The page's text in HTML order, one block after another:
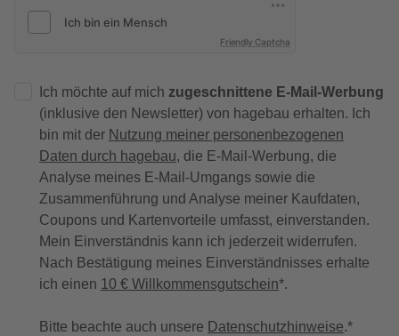
Friendly Captcha
Ich möchte auf mich zugeschnittene E-Mail-Werbung
(inklusive den Newsletter) von hagebau erhalten. Ich
bin mit der Nutzung meiner personenbezogenen
Daten durch hagebau, die E-Mail-Werbung, die
Analyse meines E-Mail-Umgangs sowie die
Zusammenführung und Analyse meiner Kaufdaten,
Coupons und Kartenvorteile umfasst, einverstanden.
Mein Einverständnis kann ich jederzeit widerrufen.
Nach Bestätigung meines Einverständnisses erhalte
ich einen 10 € Willkommensgutschein*.
Bitte beachte auch unsere Datenschutzhinweise.